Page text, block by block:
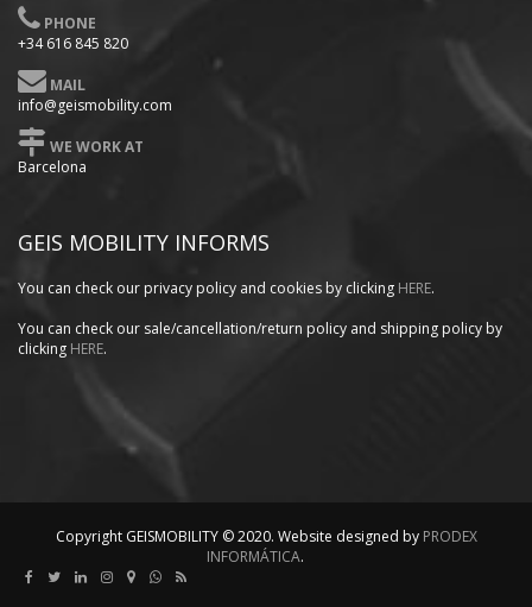
PHONE
+34 616 845 820
MAIL
info@geismobility.com
WE WORK AT
Barcelona
GEIS MOBILITY INFORMS
You can check our privacy policy and cookies by clicking HERE.
You can check our sale/cancellation/return policy and shipping policy by
clicking HERE.
Copyright GEISMOBILITY © 2020. Website designed by PRODEX
INFORMÁTICA.